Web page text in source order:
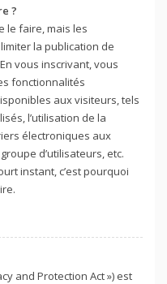
?
le faire, mais les
la publication de
vous inscrivant, vous
fonctionnalités
aux visiteurs, tels
l’utilisation de la
électroniques aux
d’utilisateurs, etc.
instant, c’est pourquoi
and Protection Act ») est